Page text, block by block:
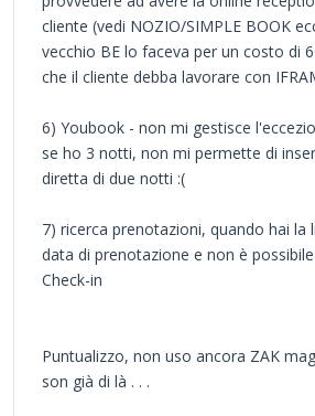
cliente (vedi NOZIO/SIMPLE BOOK
vecchio BE lo faceva per un costo di
che il cliente debba lavorare con
6) Youbook - non mi gestisce
se ho 3 notti, non mi permette di
diretta di due notti :(
7) ricerca prenotazioni, quando hai la
data di prenotazione e non è
Check-in
Puntualizzo, non uso ancora ZAK
son già di là . . .